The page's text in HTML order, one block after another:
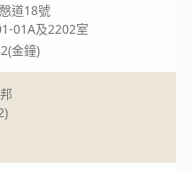
道18號
01A及2202室
金鐘)